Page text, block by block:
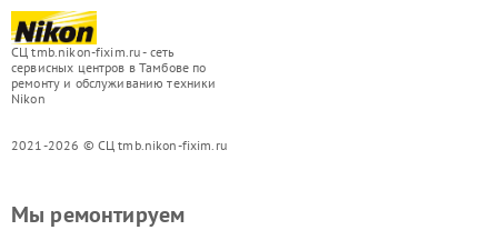
СЦ tmb.nikon-fixim.ru - сеть
сервисных центров в Тамбове по
ремонту и обслуживанию техники
Nikon
2021-2026 © СЦ tmb.nikon-fixim.ru
Мы ремонтируем